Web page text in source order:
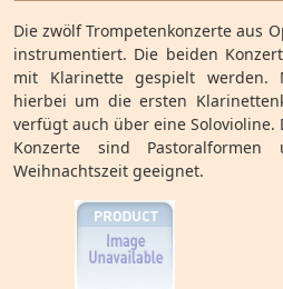
Die zwölf Trompetenkonzerte aus
instrumentiert. Die beiden
mit Klarinette gespielt werden.
hierbei um die ersten
verfügt auch über eine Solovioline.
Konzerte sind
Weihnachtszeit geeignet.